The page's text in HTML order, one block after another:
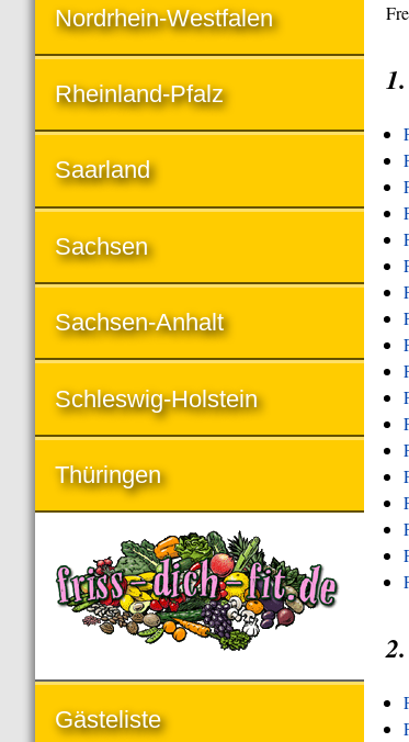
Nordrhein-Westfalen
Rheinland-Pfalz
Saarland
Sachsen
Sachsen-Anhalt
Schleswig-Holstein
Thüringen
Gästeliste